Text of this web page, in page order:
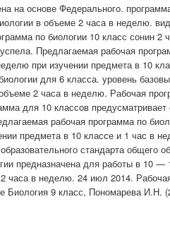
на основе Федерального.
в объеме 2 часа в неделю.
по биологии 10 класс сонин 2
Предлагаемая рабочая
при изучении предмета в 10
для 6 класса. уровень
2 часа в неделю. Рабочая
для 10 классов предусматривает
рабочая программа по
предмета в 10 классе и 1 час в
стандарта общего
предназначена для работы в 10 —
часа в неделю. 24 июл 2014.
Биология 9 класс, Пономарева И.Н.